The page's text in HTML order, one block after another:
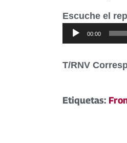
Escuche el
Reproductor
de
00:00
T/RNV
Etiquetas: